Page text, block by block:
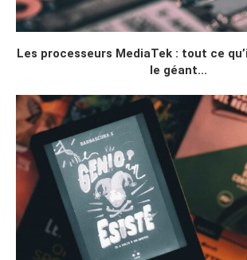
Les processeurs MediaTek : tout ce
le géant...